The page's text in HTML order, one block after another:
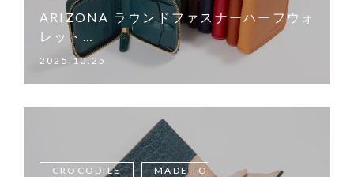
ARIZONA ラウンドファスナーハーフウォ
レット…
2025.10.25
CROCODILE
MADE TO